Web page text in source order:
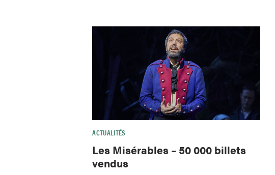
ACTUALITÉS
Les Misérables – 50 000 billets
vendus